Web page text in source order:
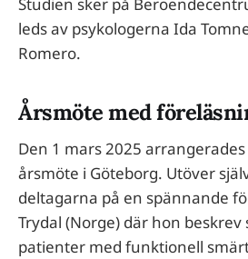
leds av psykologerna Ida
Romero.
Årsmöte med
Den 1 mars 2025
årsmöte i Göteborg. Utöver
deltagarna på en spännande
Trydal (Norge) där hon
patienter med funktionell